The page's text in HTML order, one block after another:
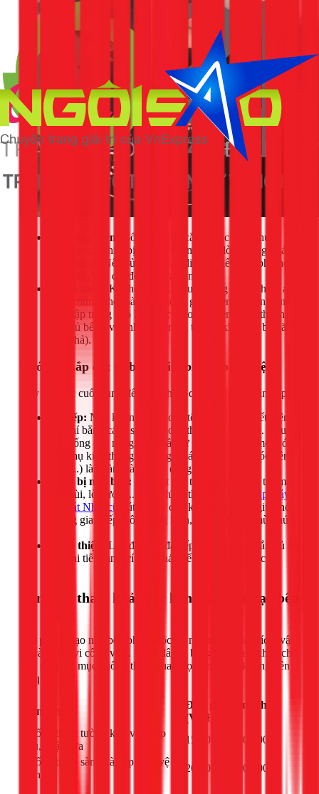
Hệ thống điện:
Bố trí thêm ổ cắm ở các vị trí thuận
tiện cho các thiết bị như nồi cơm điện, lò vi sóng, máy
xay sinh tố. Nên sử dụng dây điện có tiết diện phù hợp
và có dây nối đất để đảm bảo an toàn.
Kết hợp nhiều nguồn sáng khác nhau: ánh
sáng chung cho toàn bộ không gian (đèn ốp trần), ánh
sáng tập trung cho khu vực thao tác (đèn LED thanh
dưới tủ bếp), và ánh sáng trang trí cho khu vực bàn ăn
(đèn thả).
Bước 5: Lắp đặt tủ bếp, thiết bị và hoàn thiện
Đây là bước cuối cùng để hoàn thiện diện mạo cho căn bếp.
Tủ bếp: Nếu khung tủ cũ còn tốt, bạn có thể tiết kiệm
chi phí bằng cách sơn lại hoặc thay mới cánh tủ. Nếu tủ
đã xuống cấp nặng, việc đầu tư một hệ tủ bếp mới với
các phụ kiện thông minh (giá bát nâng hạ, kệ góc liên
hoàn...) là hoàn toàn xứng đáng.
Thiết bị nhà bếp: Lắp đặt các thiết bị như bếp từ, máy
hút mùi, lò nướng... theo đúng thiết kế. Việc
Lắp máy
rửa bát Nhật cũ
hút mùi là cực kỳ cần thiết để giữ cho
không gian bếp luôn trong lành, không bị ám mùi thức
Hoàn thiện:
Lắp đặt mặt đá bếp, vòi rửa, tay nắm tủ và
các chi tiết trang trí nhỏ khác để tạo điểm nhấn cuối
Bảng giá tham khảo các hạng mục cải tạo bếp
Chi phí cải tạo nhà bếp phụ thuộc rất nhiều vào diện tích, vật
tư và phạm vi công việc. Dưới đây là bảng giá tham khảo cho
một số hạng mục chống thấm quan trọng mà bạn không nên
bỏ qua:
Hạng mục
Đơn giá tham khảo
(VNĐ/m²)
Chống thấm tường khu vực bếp
nấu, chậu rửa
150.000 - 220.000đ
Chống thấm sàn nhà bếp, nhà vệ
sinh
200.000 - 300.000đ